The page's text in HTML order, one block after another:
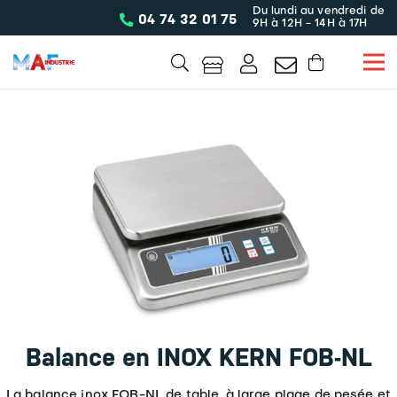
04 74 32 01 75
Du lundi au vendredi de
9H à 12H - 14H à 17H
Balance en INOX KERN FOB-NL